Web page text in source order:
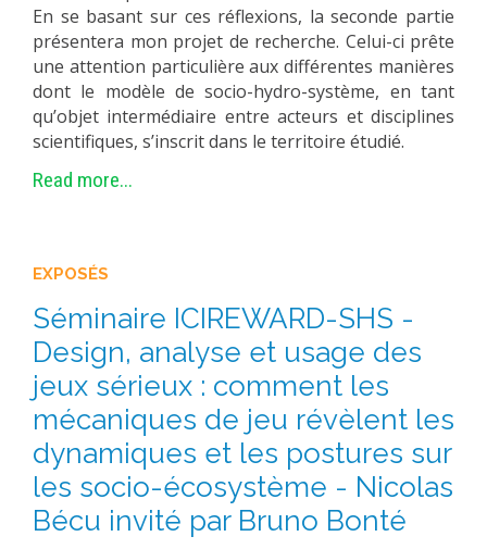
En se basant sur ces réflexions, la seconde partie
présentera mon projet de recherche. Celui-ci prête
une attention particulière aux différentes manières
dont le modèle de socio-hydro-système, en tant
qu’objet intermédiaire entre acteurs et disciplines
scientifiques, s’inscrit dans le territoire étudié.
Read more...
EXPOSÉS
Séminaire ICIREWARD-SHS -
Design, analyse et usage des
jeux sérieux : comment les
mécaniques de jeu révèlent les
dynamiques et les postures sur
les socio-écosystème - Nicolas
Bécu invité par Bruno Bonté